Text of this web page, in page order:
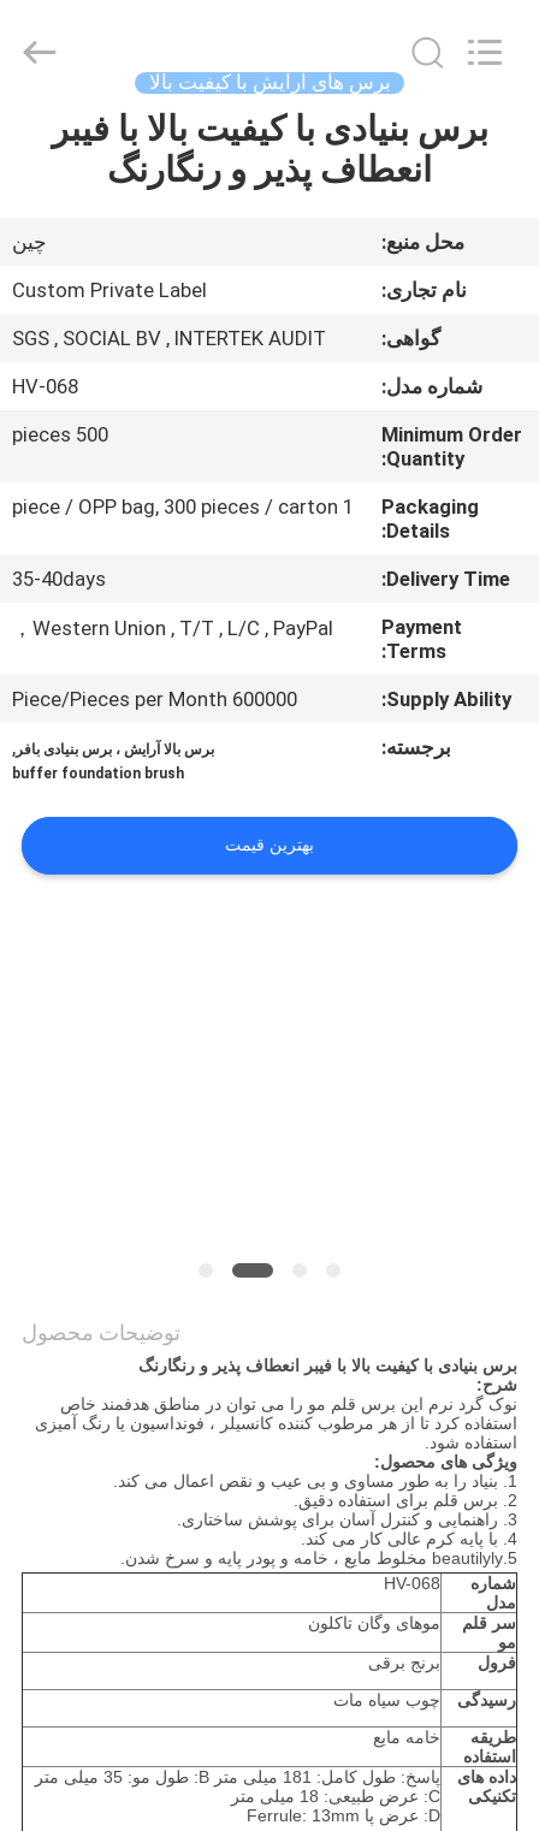
صفحه
محصولات
تور
کارخانه
کیفیت
سایت
POLICY
Cosmetics
برس های آرایش با کیفیت بالا
برس بنیادی با کیفیت بالا با فیبر
انعطاف پذیر و رنگارنگ
محل منبع:
چين
نام تجاری:
Custom Private Label
گواهی:
SGS , SOCIAL BV , INTERTEK AUDIT
شماره مدل:
HV-068
Minimum Order
Quantity:
500 pieces
Packaging
Details:
1 piece / OPP bag, 300 pieces / carton
Delivery Time:
35-40days
Payment
Terms:
Western Union , T/T , L/C , PayPal，
Supply Ability:
600000 Piece/Pieces per Month
برجسته:
برس بالا آرایش ، برس بنیادی بافر ,
buffer foundation brush
بهترین قیمت
توضیحات محصول
برس بنیادی با کیفیت بالا با فیبر انعطاف پذیر و رنگارنگ
شرح:
نوک گرد نرم این برس قلم مو را می توان در مناطق هدفمند خاص
استفاده کرد تا از هر مرطوب کننده کانسیلر ، فونداسیون یا رنگ آمیزی
استفاده شود.
ویژگی های محصول:
1. بنیاد را به طور مساوی و بی عیب و نقص اعمال می کند.
2. برس قلم برای استفاده دقیق.
3. راهنمایی و کنترل آسان برای پوشش ساختاری.
4. با پایه کرم عالی کار می کند.
5.beautilyly مخلوط مایع ، خامه و پودر پایه و سرخ شدن.
شماره
مدل
HV-068
سر قلم
مو
موهای وگان تاکلون
فرول
برنج برقی
رسیدگی
چوب سیاه مات
طریقه
استفاده
خامه مایع
داده های
تکنیکی
پاسخ: طول کامل: 181 میلی متر B: طول مو: 35 میلی متر
C: عرض طبیعی: 18 میلی متر
D: عرض پا Ferrule: 13mm